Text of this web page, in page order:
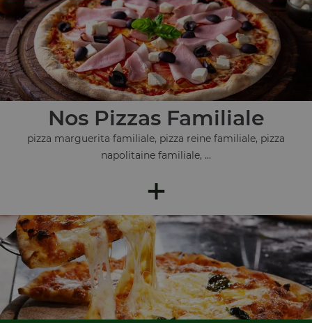
Nos Pizzas Familiale
pizza marguerita familiale, pizza reine familiale, pizza
napolitaine familiale, ...
+